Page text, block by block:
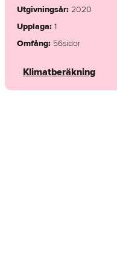
Utgivningsår: 2020
Upplaga: 1
Omfång: 56sidor
Klimatberäkning